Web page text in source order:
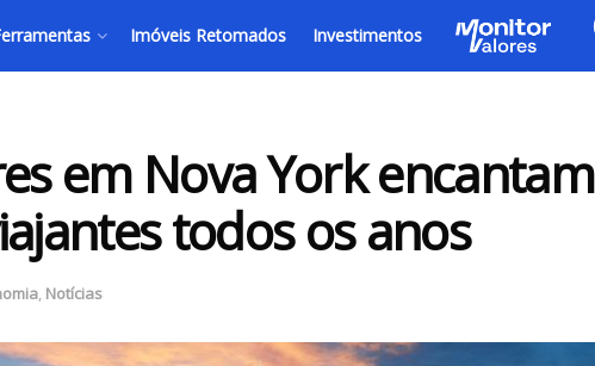
Imóveis Retomados Investimentos
em Nova York encantam
todos os anos
, Notícias